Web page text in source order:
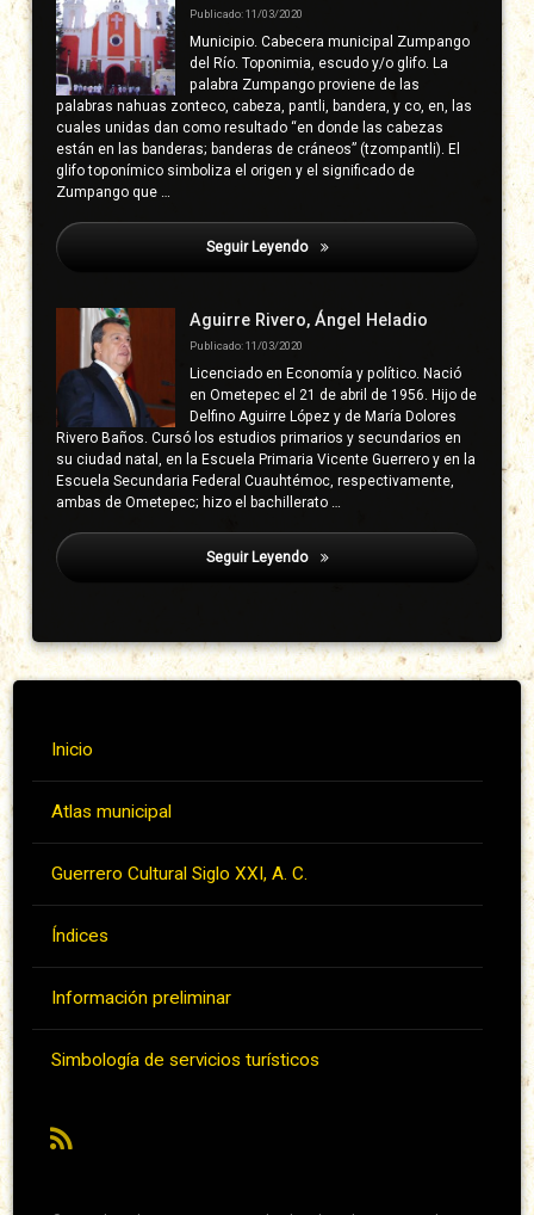
Publicado: 11/03/2020
Municipio. Cabecera municipal Zumpango
del Río. Toponimia, escudo y/o glifo. La
palabra Zumpango proviene de las
palabras nahuas zonteco, cabeza, pantli, bandera, y co, en, las
cuales unidas dan como resultado “en donde las cabezas
están en las banderas; banderas de cráneos” (tzompantli). El
glifo toponímico simboliza el origen y el significado de
Zumpango que …
Seguir Leyendo Ríos Tavera, Luis
Aguirre Rivero, Ángel Heladio
Publicado: 11/03/2020
Licenciado en Economía y político. Nació
en Ometepec el 21 de abril de 1956. Hijo de
Delfino Aguirre López y de María Dolores
Rivero Baños. Cursó los estudios primarios y secundarios en
su ciudad natal, en la Escuela Primaria Vicente Guerrero y en la
Escuela Secundaria Federal Cuauhtémoc, respectivamente,
ambas de Ometepec; hizo el bachillerato …
Seguir Leyendo Ríos Tavera, Luis
Inicio
Atlas municipal
Guerrero Cultural Siglo XXI, A. C.
Índices
Información preliminar
Simbología de servicios turísticos
RSS